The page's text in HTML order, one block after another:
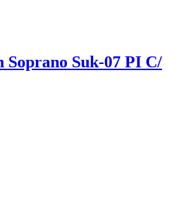
Soprano Suk-07 PI C/